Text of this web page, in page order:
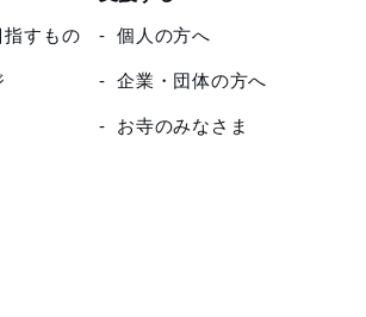
指すもの 個人の方へ
企業・団体の方へ
お寺のみなさま